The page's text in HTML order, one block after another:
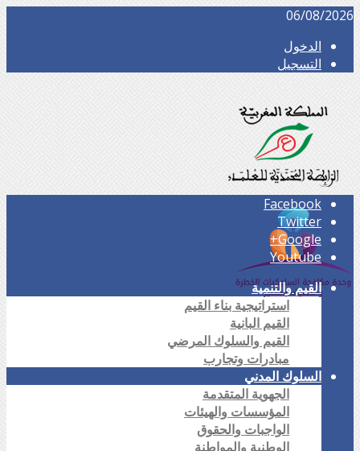
06/08/2026
الدخول
التسجيل
Facebook
Twitter
Google+
Youtube
القيم والتنمية
استراتيجية بناء القيم
القيم البانية
القيم والسلوك المرضي
مبادرات وتجارب
السلوك المدني
الجهوية المتقدمة
المؤسسات والهيئات
الواجبات والحقوق
الوطنية والمواطنة